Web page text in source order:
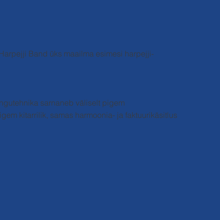
Band üks maailma esimesi harpejji-
sarnaneb väliselt pigem
kitarrilik, samas harmoonia- ja faktuurikäsitlus